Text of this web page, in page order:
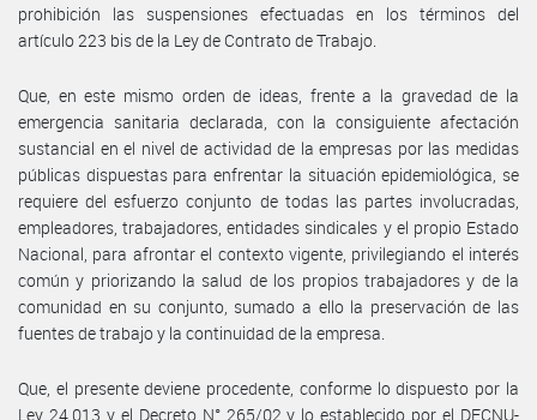
prohibición las suspensiones efectuadas en los términos del
artículo 223 bis de la Ley de Contrato de Trabajo.
Que, en este mismo orden de ideas, frente a la gravedad de la
emergencia sanitaria declarada, con la consiguiente afectación
sustancial en el nivel de actividad de la empresas por las medidas
públicas dispuestas para enfrentar la situación epidemiológica, se
requiere del esfuerzo conjunto de todas las partes involucradas,
empleadores, trabajadores, entidades sindicales y el propio Estado
Nacional, para afrontar el contexto vigente, privilegiando el interés
común y priorizando la salud de los propios trabajadores y de la
comunidad en su conjunto, sumado a ello la preservación de las
fuentes de trabajo y la continuidad de la empresa.
Que, el presente deviene procedente, conforme lo dispuesto por la
Ley 24.013 y el Decreto N° 265/02 y lo establecido por el DECNU-